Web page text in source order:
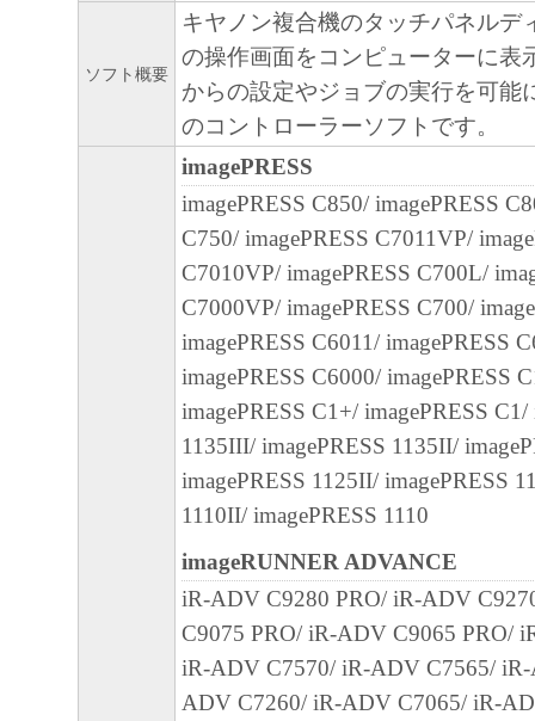
１．許諾
(1)お客様は、「許諾ソフトウェア」を、
必要な範囲において、複数のコンピュータ
約書においては、「許諾ソフトウェア」を
の記憶媒体上にインストールすること、ま
ターにおいて表示すること、アクセスする
実行することのいずれも含むものとします
できます。
(2)お客様は、「許諾ソフトウェア」を、
使用するためのバックアップ目的で1部複
(3)本契約書に明示的に定める場合を除き
キヤノンのライセンサーのいかなる知的財
ると黙示たるとを問わず、本契約書によっ
あるいは許諾されるものではありません。
(1)お客様は、再使用許諾、譲渡、販売、
ソフト概要
キヤノン複合機のタッチパネルデ
の操作画面をコンピューターに表
からの設定やジョブの実行を可能
のコントローラーソフトです。
imagePRESS
imagePRESS C850/ imagePRESS
C750/ imagePRESS C7011VP/
C7010VP/ imagePRESS C700L/
C7000VP/ imagePRESS C700/
imagePRESS C6011/ imagePRESS
imagePRESS C6000/ imagePRESS
imagePRESS C1+/ imagePRESS C1/
1135III/ imagePRESS 1135II/
imagePRESS 1125II/ imagePRESS
1110II/ imagePRESS 1110
imageRUNNER ADVANCE
iR-ADV C9280 PRO/ iR-ADV
C9075 PRO/ iR-ADV C9065 PRO/
iR-ADV C7570/ iR-ADV C7565/
ADV C7260/ iR-ADV C7065/ iR-